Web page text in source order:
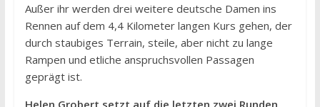
Außer ihr werden drei weitere deutsche Damen ins
Rennen auf dem 4,4 Kilometer langen Kurs gehen, der
durch staubiges Terrain, steile, aber nicht zu lange
Rampen und etliche anspruchsvollen Passagen
geprägt ist.
Helen Grobert setzt auf die letzten zwei Runden